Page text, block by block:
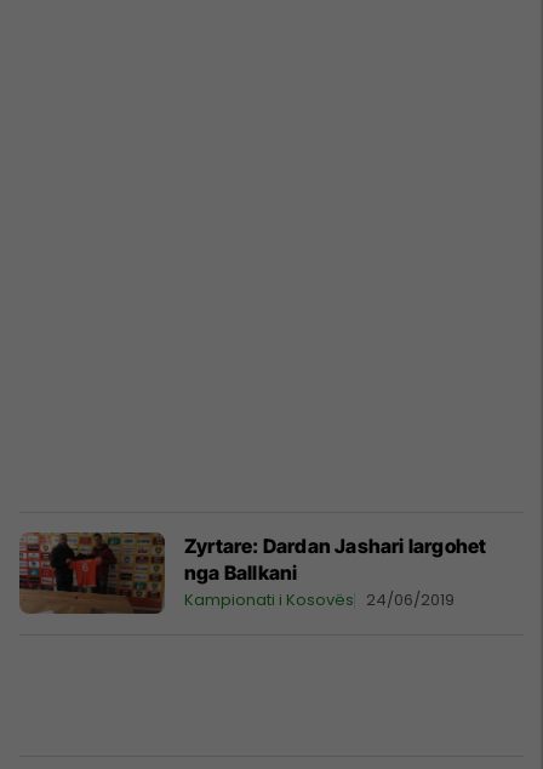
Zyrtare: Dardan Jashari largohet
nga Ballkani
Kampionati i Kosovës 24/06/2019